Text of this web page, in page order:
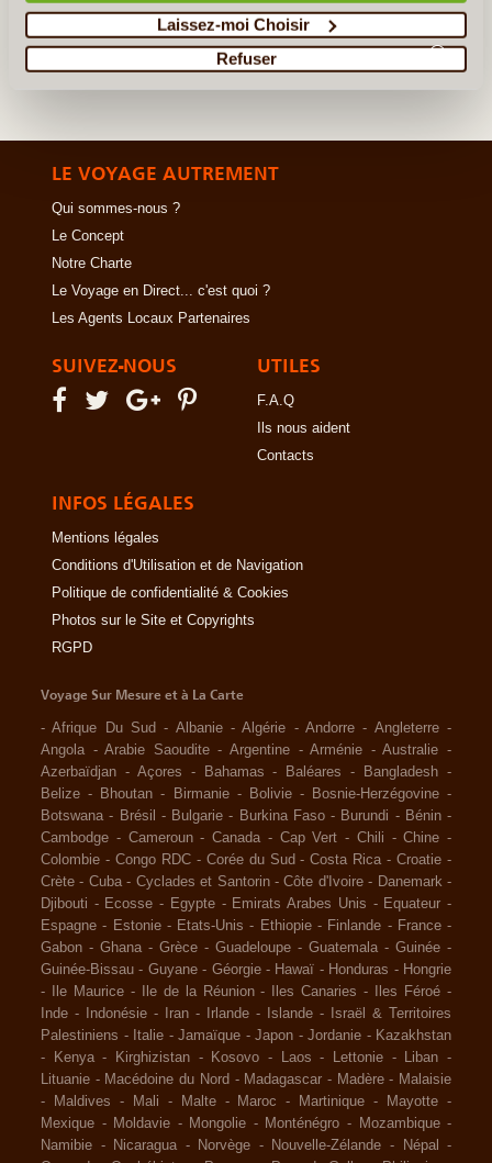
Laissez-moi Choisir
Refuser
©
LE VOYAGE AUTREMENT
Qui sommes-nous ?
Le Concept
Notre Charte
Le Voyage en Direct... c'est quoi ?
Les Agents Locaux Partenaires
SUIVEZ-NOUS UTILES
F.A.Q
Ils nous aident
Contacts
INFOS LÉGALES
Mentions légales
Conditions d'Utilisation et de Navigation
Politique de confidentialité & Cookies
Photos sur le Site et Copyrights
RGPD
Voyage Sur Mesure et à La Carte
-Afrique Du Sud - Albanie -Algérie -Andorre - Angleterre -
Angola -Arabie Saoudite -Argentine -Arménie -Australie -
Azerbaïdjan - Açores - Bahamas - Baléares - Bangladesh -
Belize - Bhoutan - Birmanie - Bolivie - Bosnie-Herzégovine -
Botswana - Brésil - Bulgarie - Burkina Faso - Burundi - Bénin -
Cambodge - Cameroun - Canada - Cap Vert - Chili -Chine -
Colombie - Congo RDC - Corée du Sud -Costa Rica -Croatie -
Crète - Cuba - Cyclades et Santorin -Côte d'Ivoire - Danemark -
Djibouti - Ecosse - Egypte - Emirats Arabes Unis - Equateur -
Espagne - Estonie - Etats-Unis - Ethiopie - Finlande - France -
Gabon - Ghana - Grèce - Guadeloupe - Guatemala - Guinée -
Guinée-Bissau - Guyane - Géorgie - Hawaï - Honduras - Hongrie
-
Ile Maurice - Ile de la Réunion - Iles Canaries - Iles Féroé -
Inde - Indonésie - Iran - Irlande - Islande -
Israël & Territoires
Palestiniens - Italie - Jamaïque - Japon - Jordanie - Kazakhstan
-
Kenya - Kirghizistan - Kosovo - Laos - Lettonie - Liban -
Lituanie - Macédoine du Nord - Madagascar - Madère - Malaisie
-
Maldives - Mali - Malte - Maroc - Martinique - Mayotte -
Mexique - Moldavie - Mongolie - Monténégro - Mozambique -
Namibie - Nicaragua - Norvège - Nouvelle-Zélande - Népal
-